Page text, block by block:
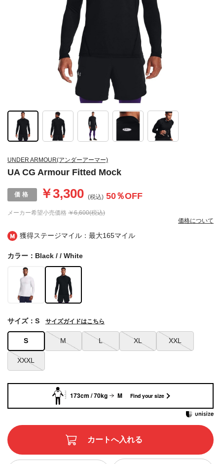
獲得ステージマイル：最大165マイル
UNDER ARMOUR(アンダーアーマー)
UA CG Armour Fitted Mock
メーカー希望小売価格 ￥6,600(税込)
￥3,300 (税込) 50％OFF
価格について
カラー：Black / / White
S M L XL XXL
XXXL
サイズ：S サイズガイドはこちら
173cm / 70kg M Find your size